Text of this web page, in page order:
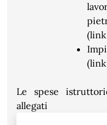
Le spese
allegati